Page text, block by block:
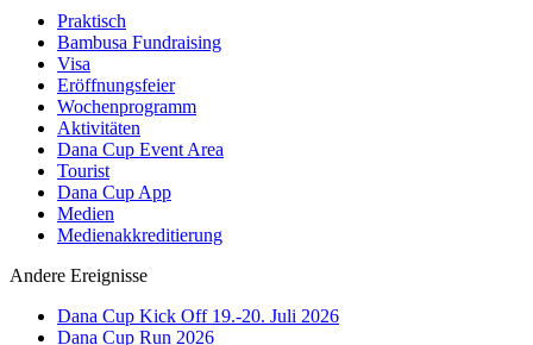
Praktisch
Bambusa Fundraising
Visa
Eröffnungsfeier
Wochenprogramm
Aktivitäten
Dana Cup Event Area
Tourist
Dana Cup App
Medien
Medienakkreditierung
Andere Ereignisse
Dana Cup Kick Off 19.-20. Juli 2026
Dana Cup Run 2026